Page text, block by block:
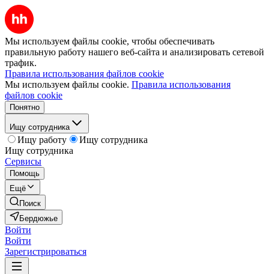
Мы используем файлы cookie, чтобы обеспечивать
правильную работу нашего веб-сайта и анализировать сетевой
трафик.
Правила использования файлов cookie
Мы используем файлы cookie. Правила использования
файлов cookie
Понятно
Ищу сотрудника
Ищу работу
Ищу сотрудника
Ищу сотрудника
Сервисы
Помощь
Ещё
Поиск
Бердюжье
Войти
Войти
Зарегистрироваться